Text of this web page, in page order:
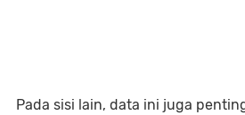
Pada sisi lain, data ini juga